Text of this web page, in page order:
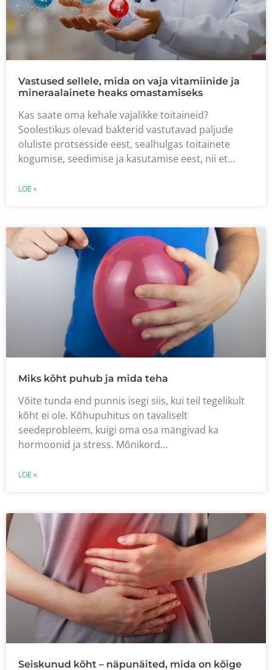
Vastused sellele, mida on vaja vitamiinide ja
mineraalainete heaks omastamiseks
Kas saate oma kehale vajalikke toitaineid?
Soolestikus olevad bakterid vastutavad paljude
oluliste protsesside eest, sealhulgas toitainete
kogumise, seedimise ja kasutamise eest, nii et…
LOE »
Miks kõht puhub ja mida teha
Võite tunda end punnis isegi siis, kui teil tegelikult
kõht ei ole. Kõhupuhitus on tavaliselt
seedeprobleem, kuigi oma osa mängivad ka
hormoonid ja stress. Mõnikord…
LOE »
Seiskunud kõht – näpunäited, mida on kõige